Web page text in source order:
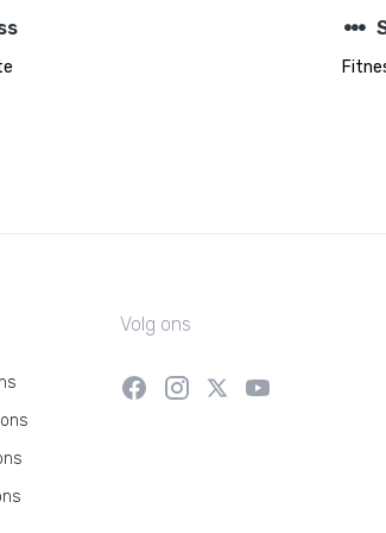
steppers
Volg ons